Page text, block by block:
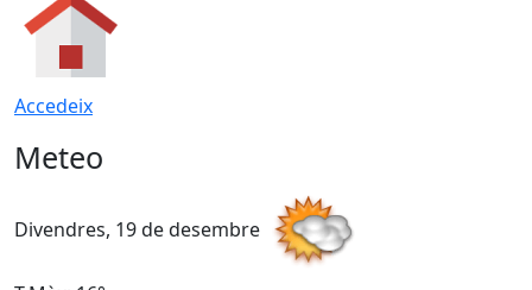
Accedeix
Meteo
Divendres, 19 de desembre